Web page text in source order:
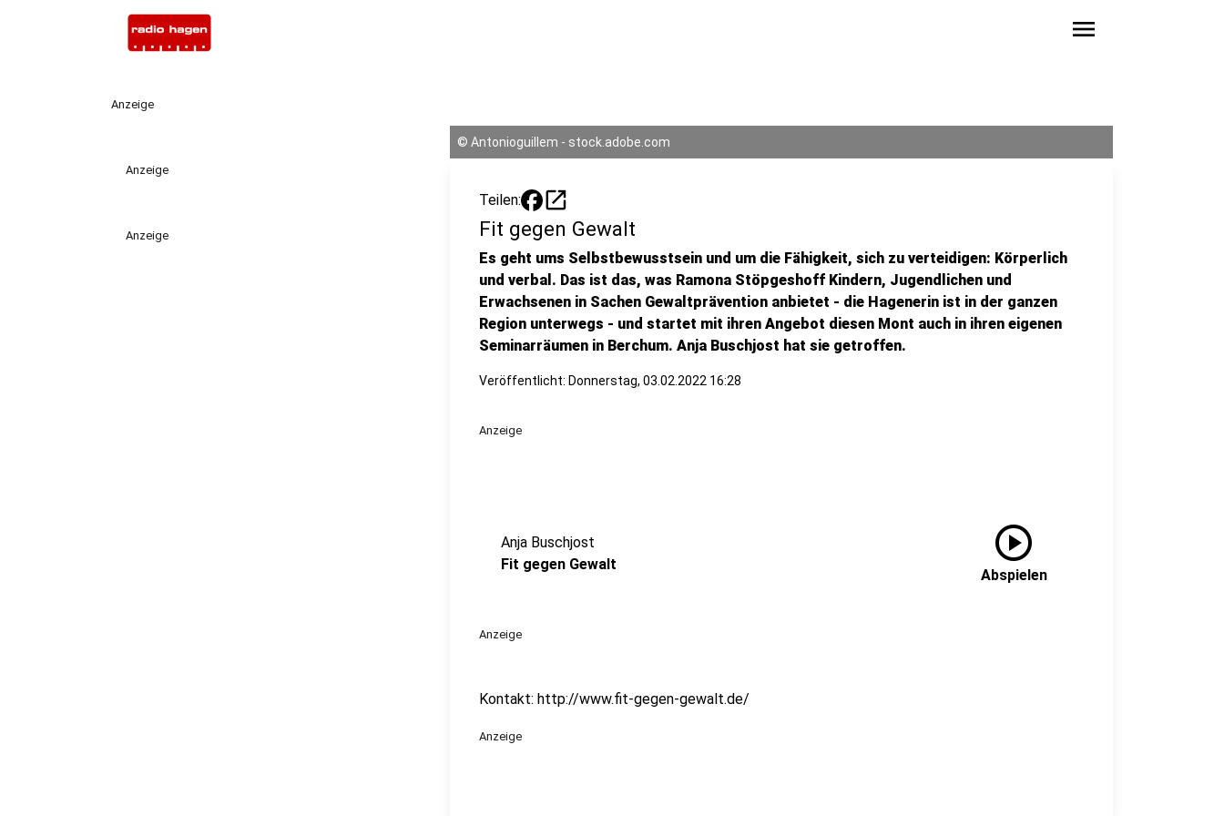
menu
Anzeige
Anzeige
Anzeige
© Antonioguillem - stock.adobe.com
Teilen: open_in_new
Fit gegen Gewalt
Es geht ums Selbstbewusstsein und um die Fähigkeit, sich zu verteidigen: Körperlich
und verbal. Das ist das, was Ramona Stöpgeshoff Kindern, Jugendlichen und
Erwachsenen in Sachen Gewaltprävention anbietet - die Hagenerin ist in der ganzen
Region unterwegs - und startet mit ihren Angebot diesen Mont auch in ihren eigenen
Seminarräumen in Berchum. Anja Buschjost hat sie getroffen.
Veröffentlicht: Donnerstag, 03.02.2022 16:28
Anzeige
Anja Buschjost
Fit gegen Gewalt
play_circle
Abspielen
Anzeige
Kontakt: http://www.fit-gegen-gewalt.de/
Anzeige